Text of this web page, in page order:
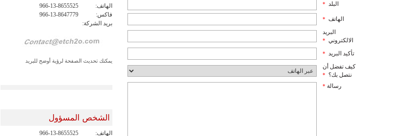
البلد *
الهاتف *
البريد
الالكتروني *
تأكيد البريد *
كيف تفضل أن
نتصل بك؟ *
رسالة *
الهاتف:
966-13-8655525
فاكس:
966-13-8647779
بريد الشركة:
يمكنك تحديث الصفحة لرؤية أوضح للبريد
الشخص المسؤول
الهاتف: 966-13-8655525